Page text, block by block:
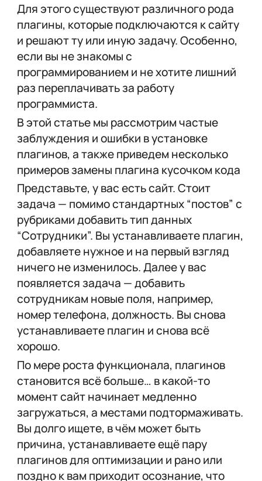
Для этого существуют различного рода
плагины, которые подключаются к сайту
и решают ту или иную задачу. Особенно,
если вы не знакомы с
программированием и не хотите лишний
раз переплачивать за работу
программиста.
В этой статье мы рассмотрим частые
заблуждения и ошибки в установке
плагинов, а также приведем несколько
примеров замены плагина кусочком кода
Представьте, у вас есть сайт. Стоит
задача — помимо стандартных “постов” с
рубриками добавить тип данных
“Сотрудники”. Вы устанавливаете плагин,
добавляете нужное и на первый взгляд
ничего не изменилось. Далее у вас
появляется задача — добавить
сотрудникам новые поля, например,
номер телефона, должность. Вы снова
устанавливаете плагин и снова всё
хорошо.
По мере роста функционала, плагинов
становится всё больше… в какой-то
момент сайт начинает медленно
загружаться, а местами подтормаживать.
Вы долго ищете, в чём может быть
причина, устанавливаете ещё пару
плагинов для оптимизации и рано или
поздно к вам приходит осознание, что